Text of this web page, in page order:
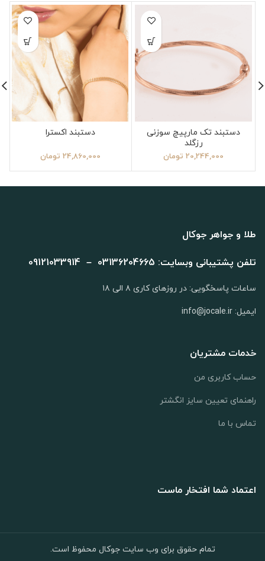
دستبند تک مارپیچ سوزنی
رزگلد
20,244,000 تومان
دستبند اکسترا
24,860,000 تومان
طلا و جواهر جوکال
تلفن پشتیبانی وبسایت: 03136204665 – 09121033914
ساعات پاسخگویی: در روزهای کاری ۸ الی ۱۸
ایمیل: info@jocale.ir
خدمات مشتریان
حساب کاربری من
راهنمای تعیین سایز انگشتر
تماس با ما
اعتماد شما افتخار ماست
تمام حقوق برای وب سایت جوکال محفوظ است.